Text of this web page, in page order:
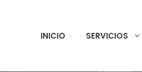
INICIO SERVICIOS